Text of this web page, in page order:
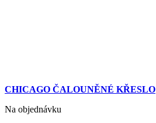
CHICAGO ČALOUNĚNÉ KŘESLO
Na objednávku